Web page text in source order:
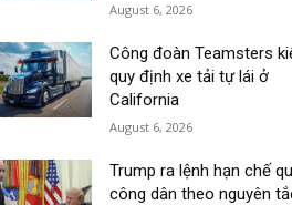
August 6, 2026
Công đoàn Teamsters
quy định xe tải tự lái ở
California
August 6, 2026
Trump ra lệnh hạn chế
công dân theo nguyên